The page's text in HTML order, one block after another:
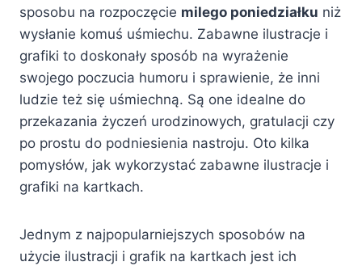
sposobu na rozpoczęcie milego poniedziałku niż
wysłanie komuś uśmiechu. Zabawne ilustracje i
grafiki to doskonały sposób na wyrażenie
swojego poczucia humoru i sprawienie, że inni
ludzie też się uśmiechną. Są one idealne do
przekazania życzeń urodzinowych, gratulacji czy
po prostu do podniesienia nastroju. Oto kilka
pomysłów, jak wykorzystać zabawne ilustracje i
grafiki na kartkach.
Jednym z najpopularniejszych sposobów na
użycie ilustracji i grafik na kartkach jest ich